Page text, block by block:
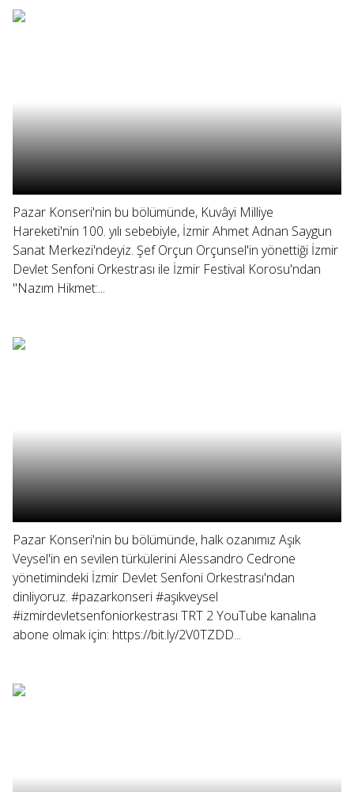
Pazar Konseri'nin bu bölümünde, Kuvâyi Milliye
Hareketi'nin 100. yılı sebebiyle, İzmir Ahmet Adnan Saygun
Sanat Merkezi'ndeyiz. Şef Orçun Orçunsel'in yönettiği İzmir
Devlet Senfoni Orkestrası ile İzmir Festival Korosu'ndan
"Nazım Hikmet:...
Pazar Konseri'nin bu bölümünde, halk ozanımız Aşık
Veysel'in en sevilen türkülerini Alessandro Cedrone
yönetimindeki İzmir Devlet Senfoni Orkestrası'ndan
dinliyoruz. #pazarkonseri #aşıkveysel
#izmirdevletsenfoniorkestrası TRT 2 YouTube kanalına
abone olmak için: https://bit.ly/2V0TZDD...